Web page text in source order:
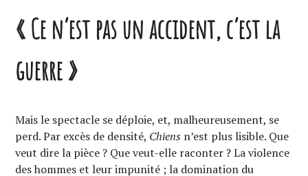
« Ce n’est pas un accident, c’est la
guerre »
Mais le spectacle se déploie, et, malheureusement, se
perd. Par excès de densité, Chiens n’est plus lisible. Que
veut dire la pièce ? Que veut-elle raconter ? La violence
des hommes et leur impunité ; la domination du